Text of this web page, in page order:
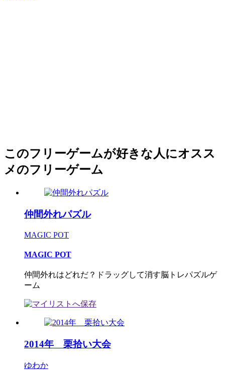
このフリーゲームが好きな人にオスス
メのフリーゲーム
仲間外れパズル
MAGIC POT
MAGIC POT
仲間外れはどれだ？ドラッグして消す脳トレパズルゲ
ーム
2014年 栗拾い大会
ゆわか